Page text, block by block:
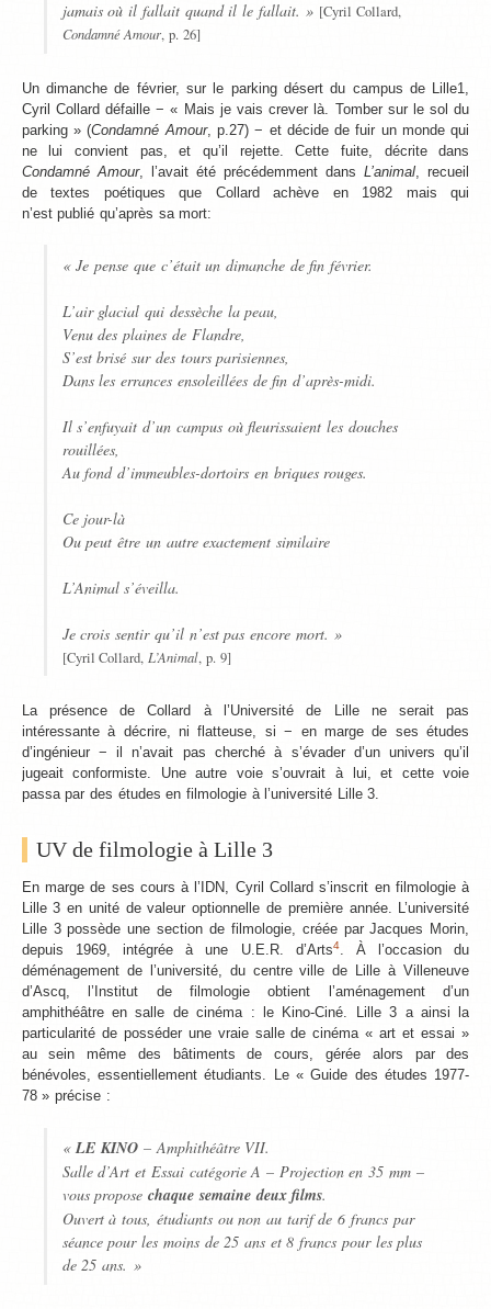
jamais où il fallait quand il le fallait. » [Cyril Collard,
Condamné Amour, p. 26]
Un dimanche de février, sur le parking désert du campus de Lille1,
Cyril Collard défaille − « Mais je vais crever là. Tomber sur le sol du
parking » (Condamné Amour, p.27) − et décide de fuir un monde qui
ne lui convient pas, et qu’il rejette. Cette fuite, décrite dans
Condamné Amour, l’avait été précédemment dansL’animal , recueil
de textes poétiques que Collard achève en 1982 mais qui
n’est publié qu’après sa mort:
« Je pense que c’était un dimanche de fin février.
L’air glacial qui dessèche la peau,
Venu des plaines de Flandre,
S’est brisé sur des tours parisiennes,
Dans les errances ensoleillées de fin d’après-midi.
Il s’enfuyait d’un campus où fleurissaient les douches
rouillées,
Au fond d’immeubles-dortoirs en briques rouges.
Ce jour-là
Ou peut être un autre exactement similaire
L’Animal s’éveilla.
Je crois sentir qu’il n’est pas encore mort. »
[Cyril Collard,L’Animal, p. 9]
La présence de Collard à l’Université de Lille ne serait pas
intéressante à décrire, ni flatteuse, si − en marge de ses études
d’ingénieur − il n’avait pas cherché à s’évader d’un univers qu’il
jugeait conformiste. Une autre voie s’ouvrait à lui, et cette voie
passa par des études en filmologie à l’université Lille 3.
UV de filmologie à Lille 3
En marge de ses cours à l’IDN, Cyril Collard s’inscrit en filmologie à
Lille 3 en unité de valeur optionnelle de première année. L’université
Lille 3 possède une section de filmologie, créée par Jacques Morin,
depuis 1969, intégrée à une U.E.R. d’Arts4. À l’occasion du
déménagement de l’université, du centre ville de Lille à Villeneuve
d’Ascq, l’Institut de filmologie obtient l’aménagement d’un
amphithéâtre en salle de cinéma : le Kino-Ciné. Lille 3 a ainsi la
particularité de posséder une vraie salle de cinéma « art et essai »
au sein même des bâtiments de cours, gérée alors par des
bénévoles, essentiellement étudiants. Le « Guide des études 1977-
78 » précise :
«LE KINO – Amphithéâtre VII.
Salle d’Art et Essai catégorie A – Projection en 35 mm –
vous proposechaque semaine deux films.
Ouvert à tous, étudiants ou non au tarif de 6 francs par
séance pour les moins de 25 ans et 8 francs pour les plus
de 25 ans. »